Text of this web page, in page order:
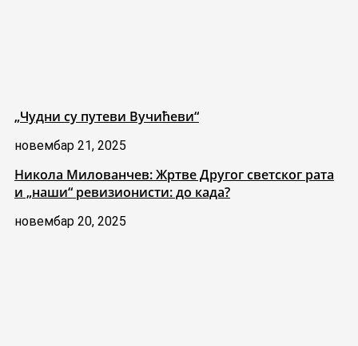
„Чудни су путеви Вучићеви“
новембар 21, 2025
Никола Милованчев: Жртве Другог светског рата
и „наши“ ревизионисти: до када?
новембар 20, 2025